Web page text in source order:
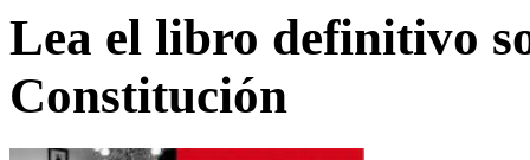
Lea el libro definitivo
Constitución